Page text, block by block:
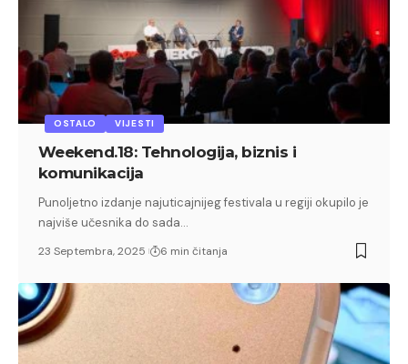
OSTALO VIJESTI
Weekend.18: Tehnologija, biznis i
komunikacija
Punoljetno izdanje najuticajnijeg festivala u regiji okupilo je
najviše učesnika do sada…
23 Septembra, 2025 6 min čitanja